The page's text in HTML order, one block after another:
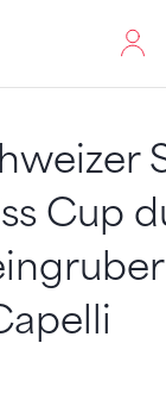
Seite wird
Cup